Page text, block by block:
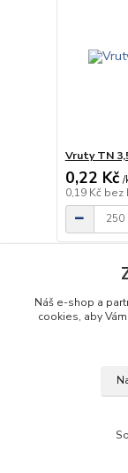
Vruty TN
0,22 Kč /
0,19 Kč bez
Náš e-shop a
cookies, aby